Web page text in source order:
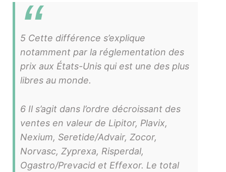
5 Cette différence s’explique
notamment par la réglementation des
prix aux États-Unis qui est une des plus
libres au monde.
6 Il s’agit dans l’ordre décroissant des
ventes en valeur de Lipitor, Plavix,
Nexium, Seretide/Advair, Zocor,
Norvasc, Zyprexa, Risperdal,
Ogastro/Prevacid et Effexor. Le total